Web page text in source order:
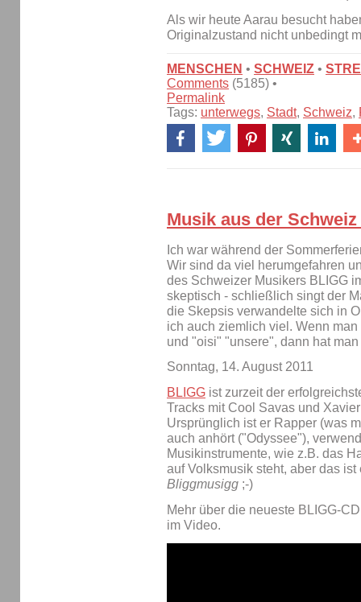
Als wir heute Aarau besucht
Originalzustand nicht unbedingt
MENSCHEN • SCHWEIZ •
Comments (5185) •
Permalink
Tags: unterwegs, Stadt, Schweiz,
Musik aus der Schweiz
Ich war während der
Wir sind da viel herumgefahren
des Schweizer Musikers BLIGG
skeptisch - schließlich singt der
die Skepsis verwandelte sich in
ich auch ziemlich viel. Wenn
und "oisi" "unsere", dann hat
Sonntag, 14. August 2011
BLIGG ist zurzeit der
Tracks mit Cool Savas und
Ursprünglich ist er Rapper (was
auch anhört ("Odyssee"),
Musikinstrumente, wie z.B. das
auf Volksmusik steht, aber das
Bliggmusigg ;-)
Mehr über die neueste BLIGG-
im Video.